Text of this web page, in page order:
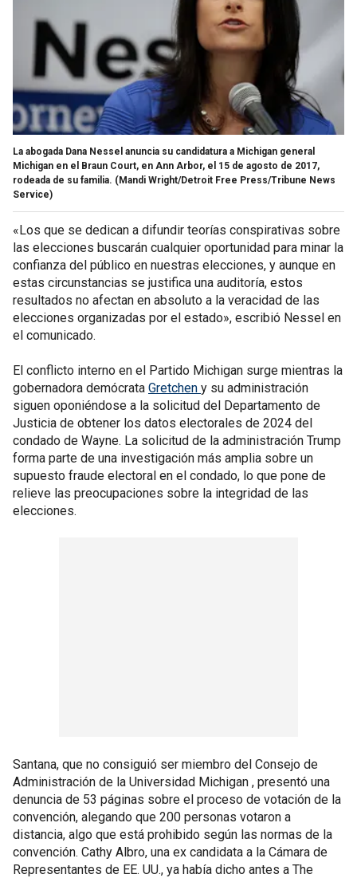
La abogada Dana Nessel anuncia su candidatura a Michigan general
Michigan en el Braun Court, en Ann Arbor, el 15 de agosto de 2017,
rodeada de su familia. (Mandi Wright/Detroit Free Press/Tribune News
Service)
«Los que se dedican a difundir teorías conspirativas sobre
las elecciones buscarán cualquier oportunidad para minar la
confianza del público en nuestras elecciones, y aunque en
estas circunstancias se justifica una auditoría, estos
resultados no afectan en absoluto a la veracidad de las
elecciones organizadas por el estado», escribió Nessel en
el comunicado.
El conflicto interno en el Partido Michigan surge mientras la
gobernadora demócrata Gretchen y su administración
siguen oponiéndose a la solicitud del Departamento de
Justicia de obtener los datos electorales de 2024 del
condado de Wayne. La solicitud de la administración Trump
forma parte de una investigación más amplia sobre un
supuesto fraude electoral en el condado, lo que pone de
relieve las preocupaciones sobre la integridad de las
elecciones.
Santana, que no consiguió ser miembro del Consejo de
Administración de la Universidad Michigan , presentó una
denuncia de 53 páginas sobre el proceso de votación de la
convención, alegando que 200 personas votaron a
distancia, algo que está prohibido según las normas de la
convención. Cathy Albro, una ex candidata a la Cámara de
Representantes de EE. UU., ya había dicho antes a The